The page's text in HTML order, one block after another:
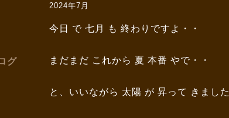
2024年7月
今日 で 七月 も 終わりですよ・・
まだまだ これから 夏 本番 やで・・
と、いいながら 太陽 が 昇って きました
グ